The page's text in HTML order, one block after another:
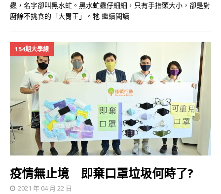
蟲，名字卻叫黑水虻。黑水虻蟲仔細細，只有手指頭大小，卻是對
廚餘不挑食的「大胃王」。牠 繼續閱讀
154期大學線
疫情無止境 即棄口罩垃圾何時了?
2021 年 04 月 22 日